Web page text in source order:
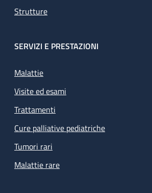
Strutture
SERVIZI E PRESTAZIONI
Malattie
Visite ed esami
Trattamenti
Cure palliative pediatriche
Tumori rari
Malattie rare